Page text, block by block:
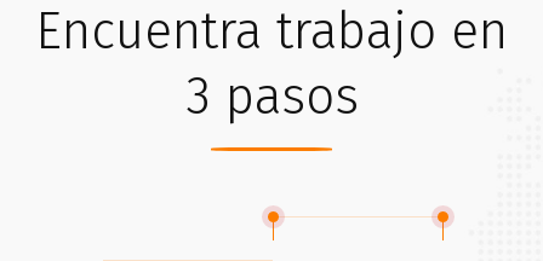
Encuentra trabajo en
3 pasos